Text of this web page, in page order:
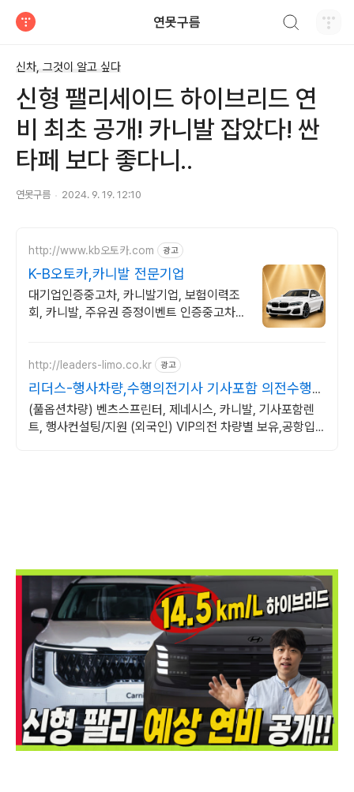
연못구름
신차, 그것이 알고 싶다
신형 팰리세이드 하이브리드 연
비 최초 공개! 카니발 잡았다! 싼
타페 보다 좋다니..
연못구름 2024. 9. 19. 12:10
http://www.kb오토카.com 광고
K-B오토카,카니발 전문기업
대기업인증중고차, 카니발기업, 보험이력조
회, 카니발, 주유권 증정이벤트 인증중고차 7
http://leaders-limo.co.kr 광고
리더스-행사차량,수행의전기사 기사포함 의전수행
렌트카
(풀옵션차량) 벤츠스프린터, 제네시스, 카니발, 기사포함렌
트, 행사컨설팅/지원 (외국인) VIP의전 차량별 보유,공항입